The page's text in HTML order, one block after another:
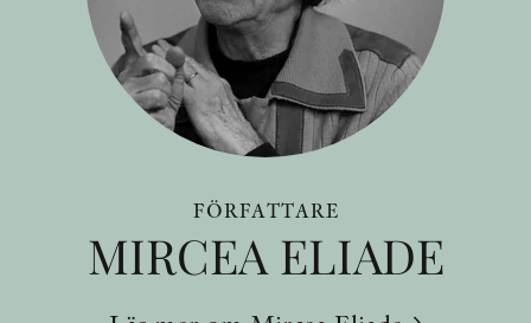
FÖRFATTARE
MIRCEA ELIADE